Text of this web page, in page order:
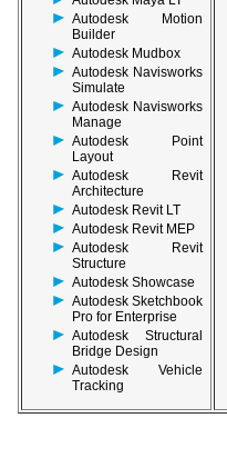
Autodesk Motion
Builder
Autodesk Mudbox
Autodesk Navisworks
Simulate
Autodesk Navisworks
Manage
Autodesk Point
Layout
Autodesk Revit
Architecture
Autodesk Revit LT
Autodesk Revit MEP
Autodesk Revit
Structure
Autodesk Showcase
Autodesk Sketchbook
Pro for Enterprise
Autodesk Structural
Bridge Design
Autodesk Vehicle
Tracking